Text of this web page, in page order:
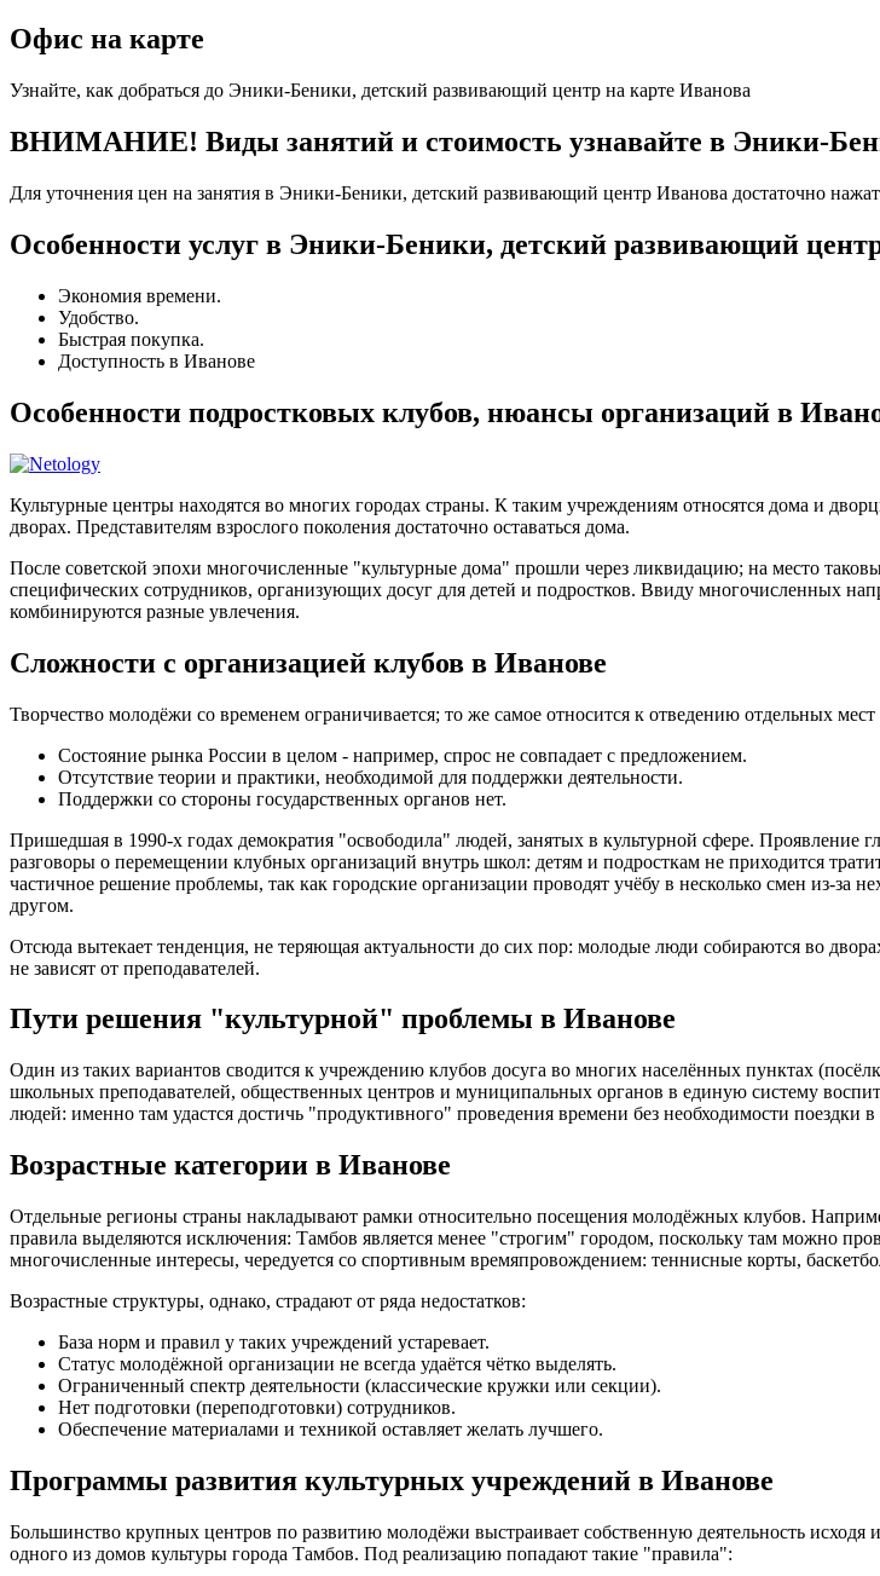
Офис на карте
Узнайте, как добраться до Эники-Беники, детский развивающий центр на карте Иванова
ВНИМАНИЕ! Виды занятий и стоимость узнавайте в Эники-
Для уточнения цен на занятия в Эники-Беники, детский развивающий центр Иванова достаточно
Особенности услуг в Эники-Беники, детский развивающий
Экономия времени.
Удобство.
Быстрая покупка.
Доступность в Иванове
Особенности подростковых клубов, нюансы организаций в
Культурные центры находятся во многих городах страны. К таким учреждениям относятся дома и
дворах. Представителям взрослого поколения достаточно оставаться дома.
После советской эпохи многочисленные "культурные дома" прошли через ликвидацию; на место
специфических сотрудников, организующих досуг для детей и подростков. Ввиду многочисленных
комбинируются разные увлечения.
Сложности с организацией клубов в Иванове
Творчество молодёжи со временем ограничивается; то же самое относится к отведению отдельных
Состояние рынка России в целом - например, спрос не совпадает с предложением.
Отсутствие теории и практики, необходимой для поддержки деятельности.
Поддержки со стороны государственных органов нет.
Пришедшая в 1990-х годах демократия "освободила" людей, занятых в культурной сфере. Проявление
разговоры о перемещении клубных организаций внутрь школ: детям и подросткам не приходится
частичное решение проблемы, так как городские организации проводят учёбу в несколько смен из-за
другом.
Отсюда вытекает тенденция, не теряющая актуальности до сих пор: молодые люди собираются во
не зависят от преподавателей.
Пути решения "культурной" проблемы в Иванове
Один из таких вариантов сводится к учреждению клубов досуга во многих населённых пунктах
школьных преподавателей, общественных центров и муниципальных органов в единую систему
людей: именно там удастся достичь "продуктивного" проведения времени без необходимости поездки
Возрастные категории в Иванове
Отдельные регионы страны накладывают рамки относительно посещения молодёжных клубов.
правила выделяются исключения: Тамбов является менее "строгим" городом, поскольку там можно
многочисленные интересы, чередуется со спортивным времяпровождением: теннисные корты,
Возрастные структуры, однако, страдают от ряда недостатков:
База норм и правил у таких учреждений устаревает.
Статус молодёжной организации не всегда удаётся чётко выделять.
Ограниченный спектр деятельности (классические кружки или секции).
Нет подготовки (переподготовки) сотрудников.
Обеспечение материалами и техникой оставляет желать лучшего.
Программы развития культурных учреждений в Иванове
Большинство крупных центров по развитию молодёжи выстраивает собственную деятельность
одного из домов культуры города Тамбов. Под реализацию попадают такие "правила":